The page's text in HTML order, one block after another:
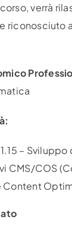
verrà
riconosciuto
–
CMS/COS
Content